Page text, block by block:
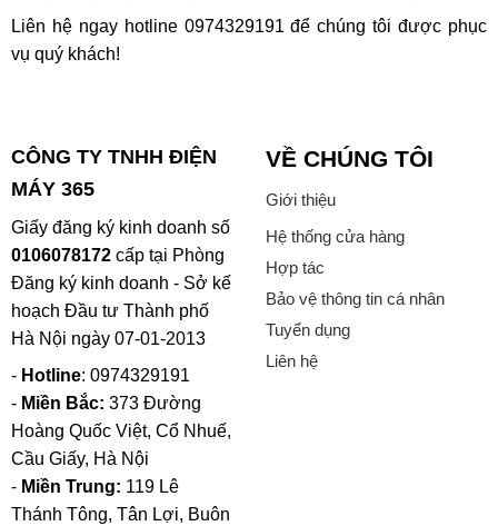
Liên hệ ngay hotline 0974329191 để chúng tôi được phục
vụ quý khách!
CÔNG TY TNHH ĐIỆN
MÁY 365
Giấy đăng ký kinh doanh số
0106078172cấp tại Phòng
Đăng ký kinh doanh - Sở kế
hoạch Đầu tư Thành phố
Hà Nội ngày 07-01-2013
- Hotline: 0974329191
- Miền Bắc: 373 Đường
Hoàng Quốc Việt, Cổ Nhuế,
Cầu Giấy, Hà Nội
- Miền Trung: 119 Lê
Thánh Tông, Tân Lợi, Buôn
VỀ CHÚNG TÔI
Giới thiệu
Hệ thống cửa hàng
Hợp tác
Bảo vệ thông tin cá nhân
Tuyển dụng
Liên hệ